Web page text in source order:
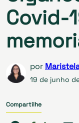
Covid-
por
19 de junho
Compartilhe